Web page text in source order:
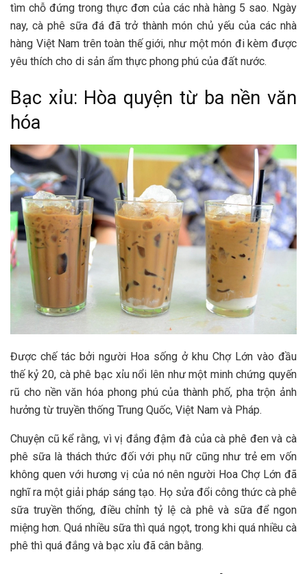
tìm chỗ đứng trong thực đơn của các nhà hàng 5 sao. Ngày
nay, cà phê sữa đá đã trở thành món chủ yếu của các nhà
hàng Việt Nam trên toàn thế giới, như một món đi kèm được
yêu thích cho di sản ẩm thực phong phú của đất nước.
Bạc xỉu: Hòa quyện từ ba nền văn
hóa
Được chế tác bởi người Hoa sống ở khu Chợ Lớn vào đầu
thế kỷ 20, cà phê bạc xỉu nổi lên như một minh chứng quyến
rũ cho nền văn hóa phong phú của thành phố, pha trộn ảnh
hưởng từ truyền thống Trung Quốc, Việt Nam và Pháp.
Chuyện cũ kể rằng, vì vị đắng đậm đà của cà phê đen và cà
phê sữa là thách thức đối với phụ nữ cũng như trẻ em vốn
không quen với hương vị của nó nên người Hoa Chợ Lớn đã
nghĩ ra một giải pháp sáng tạo. Họ sửa đổi công thức cà phê
sữa truyền thống, điều chỉnh tỷ lệ cà phê và sữa để ngon
miệng hơn. Quá nhiều sữa thì quá ngọt, trong khi quá nhiều cà
phê thì quá đắng và bạc xỉu đã cân bằng.